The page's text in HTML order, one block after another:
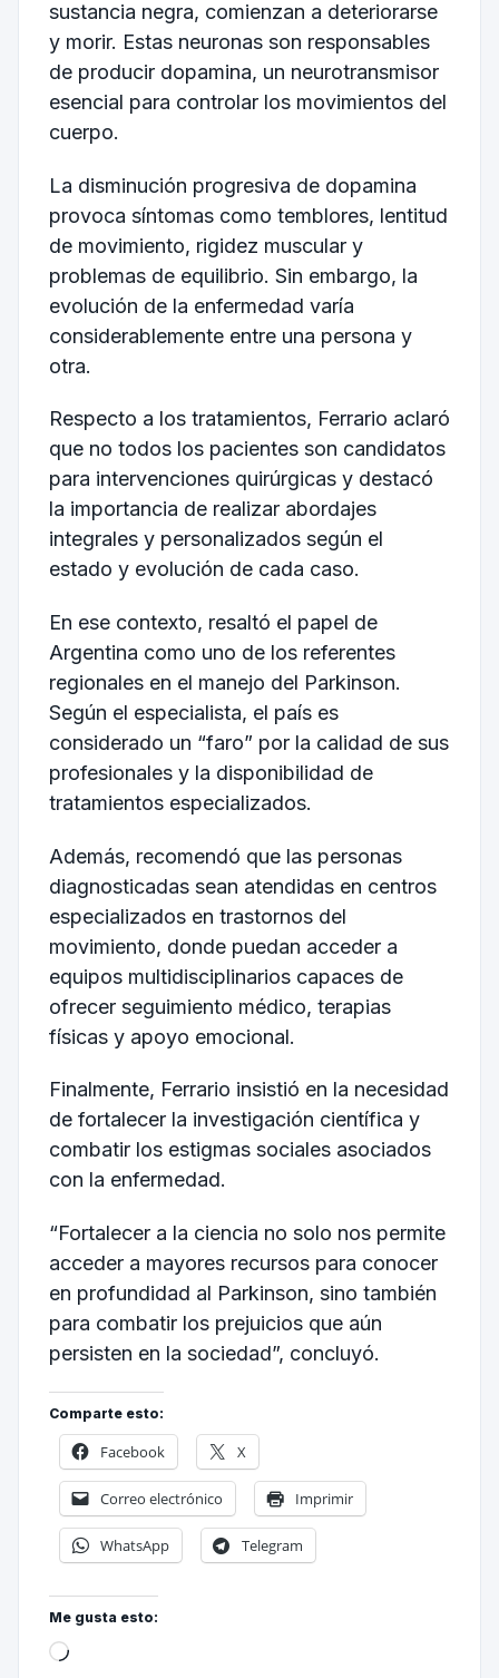
sustancia negra, comienzan a deteriorarse
y morir. Estas neuronas son responsables
de producir dopamina, un neurotransmisor
esencial para controlar los movimientos del
cuerpo.
La disminución progresiva de dopamina
provoca síntomas como temblores, lentitud
de movimiento, rigidez muscular y
problemas de equilibrio. Sin embargo, la
evolución de la enfermedad varía
considerablemente entre una persona y
otra.
Respecto a los tratamientos, Ferrario aclaró
que no todos los pacientes son candidatos
para intervenciones quirúrgicas y destacó
la importancia de realizar abordajes
integrales y personalizados según el
estado y evolución de cada caso.
En ese contexto, resaltó el papel de
Argentina como uno de los referentes
regionales en el manejo del Parkinson.
Según el especialista, el país es
considerado un “faro” por la calidad de sus
profesionales y la disponibilidad de
tratamientos especializados.
Además, recomendó que las personas
diagnosticadas sean atendidas en centros
especializados en trastornos del
movimiento, donde puedan acceder a
equipos multidisciplinarios capaces de
ofrecer seguimiento médico, terapias
físicas y apoyo emocional.
Finalmente, Ferrario insistió en la necesidad
de fortalecer la investigación científica y
combatir los estigmas sociales asociados
con la enfermedad.
“Fortalecer a la ciencia no solo nos permite
acceder a mayores recursos para conocer
en profundidad al Parkinson, sino también
para combatir los prejuicios que aún
persisten en la sociedad”, concluyó.
Comparte esto:
Facebook X
Correo electrónico Imprimir
WhatsApp Telegram
Me gusta esto: